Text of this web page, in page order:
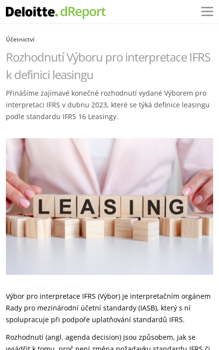
Účetnictví
Rozhodnutí Výboru pro interpretace IFRS
k definici leasingu
Přinášíme zajímavé konečné rozhodnutí vydané Výborem pro
interpretaci IFRS v dubnu 2023, které se týká definice leasingu
podle standardu IFRS 16 Leasingy.
Výbor pro interpretace IFRS (Výbor) je interpretačním orgánem
Rady pro mezinárodní účetní standardy (IASB), který s ní
spolupracuje při podpoře uplatňování standardů IFRS.
Rozhodnutí (angl. agenda decision) jsou způsobem, jak se